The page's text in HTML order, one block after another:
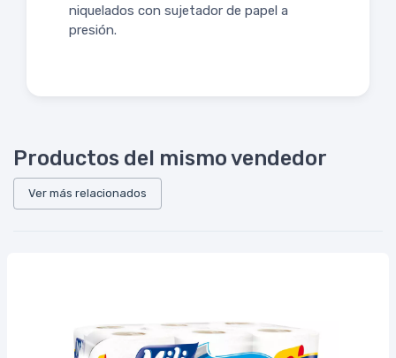
niquelados con sujetador de papel a
presión.
Productos del mismo vendedor
Ver más relacionados